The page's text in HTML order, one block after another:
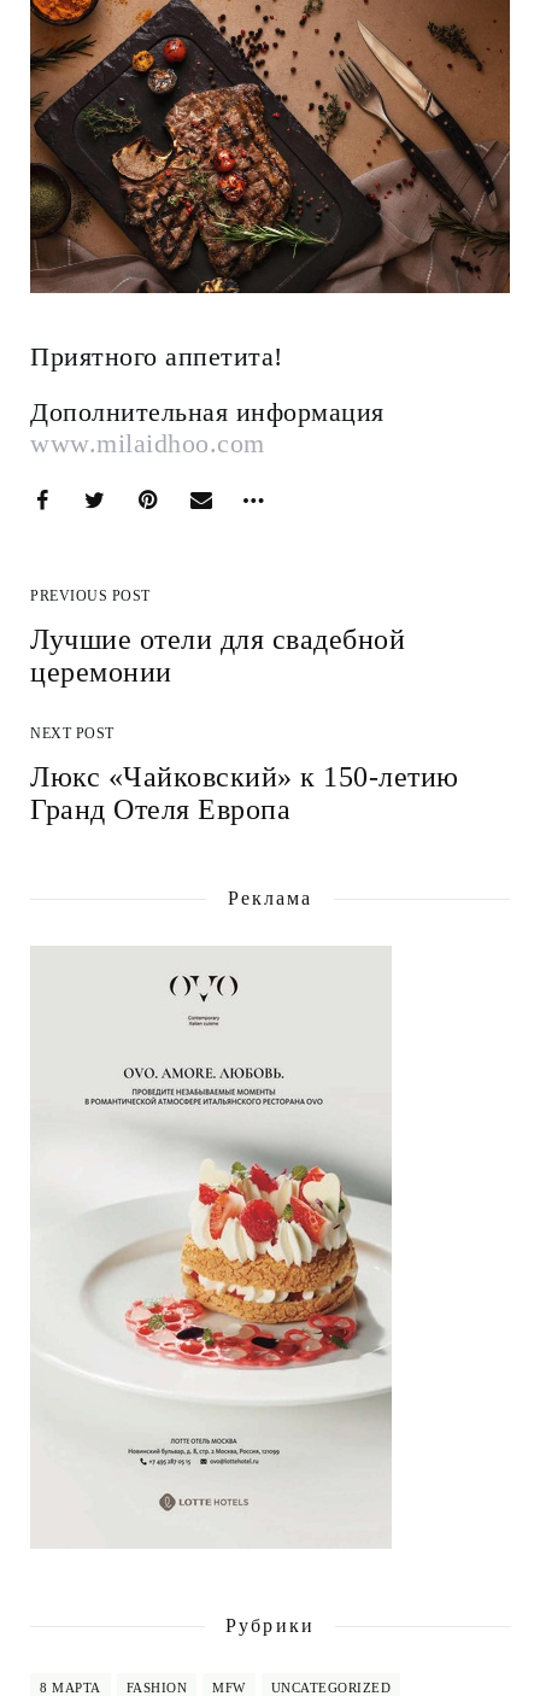
Приятного аппетита!
Дополнительная информация
www.milaidhoo.com
PREVIOUS POST
Лучшие отели для свадебной
церемонии
NEXT POST
Люкс «Чайковский» к 150-летию
Гранд Отеля Европа
Реклама
Рубрики
8 МАРТА FASHION MFW UNCATEGORIZED